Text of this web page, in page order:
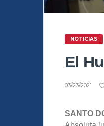
NOTICIAS
El
03/23/2021
SANTO